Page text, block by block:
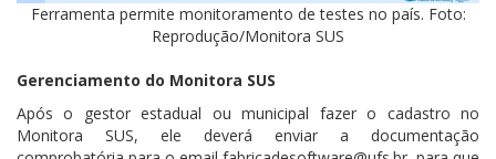
Ferramenta permite monitoramento de testes no país. Foto:
Reprodução/Monitora SUS
Gerenciamento do Monitora SUS
Após o gestor estadual ou municipal fazer o cadastro no
Monitora SUS, ele deverá enviar a documentação